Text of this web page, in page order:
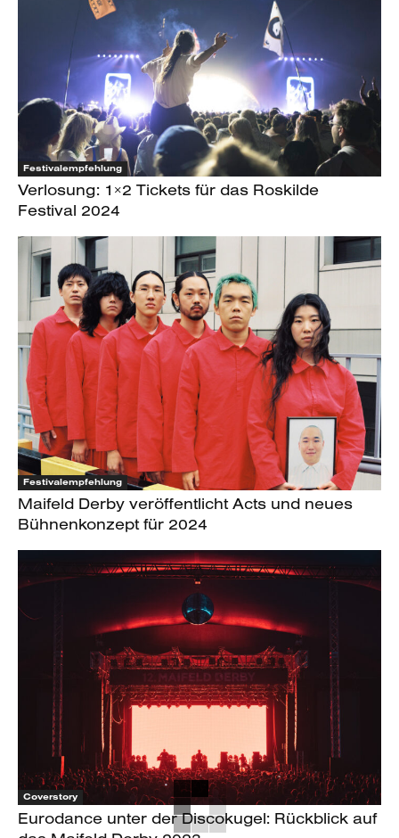
Festivalempfehlung
Verlosung: 1×2 Tickets für das Roskilde
Festival 2024
Festivalempfehlung
Maifeld Derby veröffentlicht Acts und neues
Bühnenkonzept für 2024
Coverstory
Eurodance unter der Discokugel: Rückblick auf